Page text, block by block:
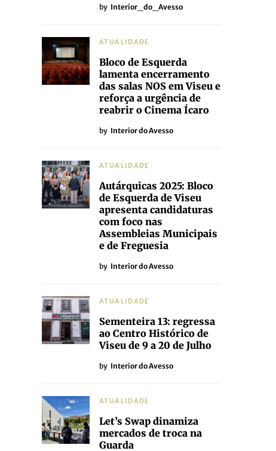
by Interior_do_Avesso
ATUALIDADE
Bloco de Esquerda
lamenta encerramento
das salas NOS em Viseu e
reforça a urgência de
reabrir o Cinema Ícaro
by Interior do Avesso
ATUALIDADE
Autárquicas 2025: Bloco
de Esquerda de Viseu
apresenta candidaturas
com foco nas
Assembleias Municipais
e de Freguesia
by Interior do Avesso
ATUALIDADE
Sementeira 13: regressa
ao Centro Histórico de
Viseu de 9 a 20 de Julho
by Interior do Avesso
ATUALIDADE
Let’s Swap dinamiza
mercados de troca na
Guarda